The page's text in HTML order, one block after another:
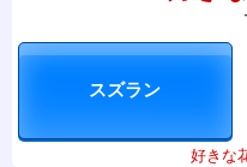
好きな